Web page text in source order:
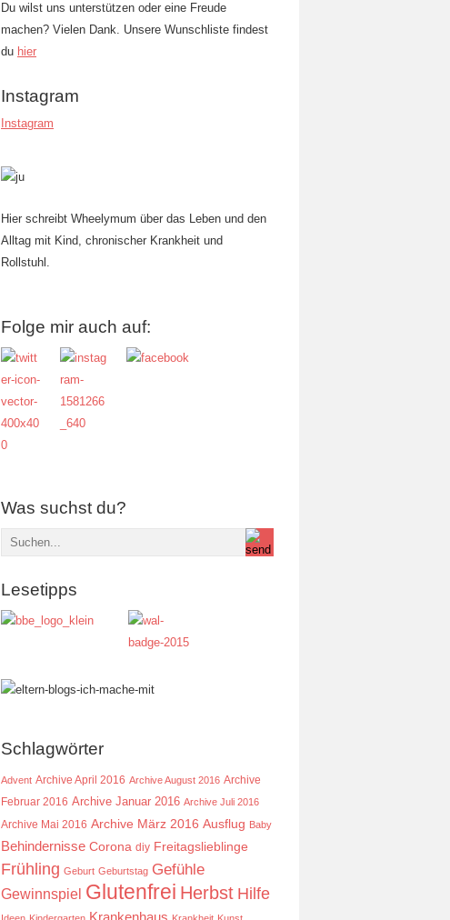
Du wilst uns unterstützen oder eine Freude
machen? Vielen Dank. Unsere Wunschliste findest
du hier
Instagram
Instagram
Hier schreibt Wheelymum über das Leben und den
Alltag mit Kind, chronischer Krankheit und
Rollstuhl.
Folge mir auch auf:
Was suchst du?
Lesetipps
Schlagwörter
Advent Archive April 2016 Archive August 2016 Archive
Februar 2016 Archive Januar 2016 Archive Juli 2016
Archive Mai 2016 Archive März 2016 Ausflug Baby
Behindernisse Corona diy Freitagslieblinge
Frühling Geburt Geburtstag Gefühle
Gewinnspiel Glutenfrei Herbst Hilfe
Krankenhaus